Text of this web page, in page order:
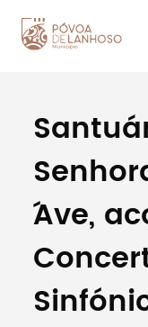
Procurar
Tipo de
´Ave,